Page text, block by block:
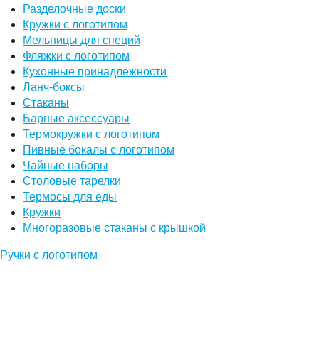
Разделочные доски
Кружки с логотипом
Мельницы для специй
Фляжки с логотипом
Кухонные принадлежности
Ланч-боксы
Стаканы
Барные аксессуары
Термокружки с логотипом
Пивные бокалы с логотипом
Чайные наборы
Столовые тарелки
Термосы для еды
Кружки
Многоразовые стаканы с крышкой
Ручки с логотипом